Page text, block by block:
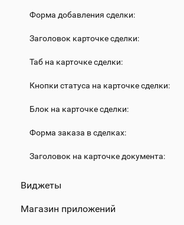
Форма добавления сделки:
Заголовок карточке сделки:
Таб на карточке сделки:
Кнопки статуса на карточке сделки:
Блок на карточке сделки:
Форма заказа в сделках:
Заголовок на карточке документа:
Виджеты
Магазин приложений